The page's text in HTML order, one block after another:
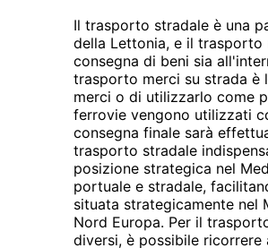
Il trasporto stradale è una
della Lettonia, e il trasporto
consegna di beni sia
trasporto merci su strada è
merci o di utilizzarlo come
ferrovie vengono utilizzati
consegna finale sarà
trasporto stradale
posizione strategica nel
portuale e stradale,
situata strategicamente nel
Nord Europa. Per il
diversi, è possibile